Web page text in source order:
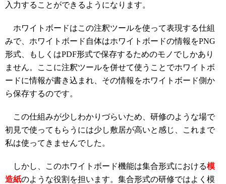
入力することができるようになります。
ホワイトボードはこの注釈ツールを使って表現する仕組
みで、ホワイトボード自体はホワイトボードの情報をPNG
形式、もしくはPDF形式で保存するためのモノでしかあり
ません。ここに注釈ツールを併せて使うことでホワイトボ
ードに情報が書き込まれ、その情報をホワイトボード側か
ら保存するのです。
この仕組みが少しわかりづらいため、研修のような場で
初見で使ってもらうには少し敷居が高いと感じ、これまで
私は使ってきませんでした。
しかし、このホワイトボード機能は集合形式における模
造紙のような役割を担います。集合形式の研修ではよく模